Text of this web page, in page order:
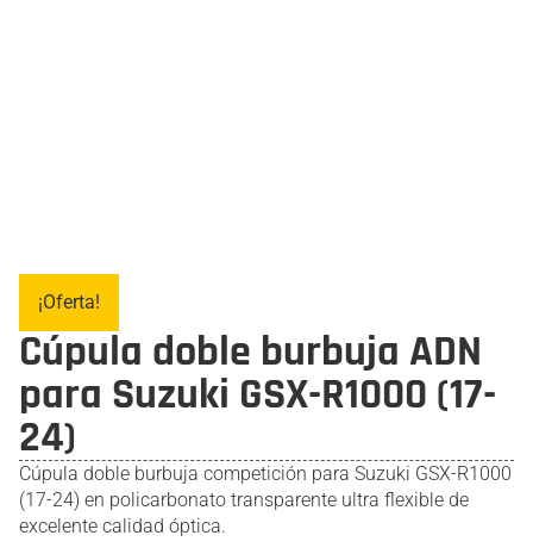
¡Oferta!
Cúpula doble burbuja ADN
para Suzuki GSX-R1000 (17-
24)
Cúpula doble burbuja competición para Suzuki GSX-R1000
(17-24) en policarbonato transparente ultra flexible de
excelente calidad óptica.